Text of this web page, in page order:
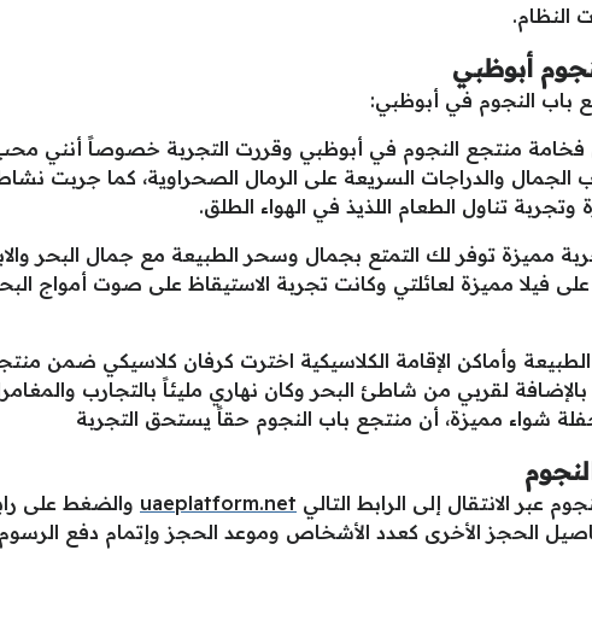
النظام.
أبوظبي
باب النجوم في أبوظبي:
منتجع النجوم في أبوظبي وقررت التجربة خصوصاً أنني محب
والدراجات السريعة على الرمال الصحراوية، كما جربت نشاط
وتجربة تناول الطعام اللذيذ في الهواء الطلق.
مميزة توفر لك التمتع بجمال وسحر الطبيعة مع جمال البحر
على فيلا مميزة لعائلتي وكانت تجربة الاستيقاظ على صوت أمواج
وأماكن الإقامة الكلاسيكية اخترت كرفان كلاسيكي ضمن
بالإضافة لقربي من شاطئ البحر وكان نهاري مليئاً بالتجارب
شواء مميزة، أن منتجع باب النجوم حقاً يستحق التجربة
عبر الانتقال إلى الرابط التالي uaeplatform.net والضغط على
الحجز الأخرى كعدد الأشخاص وموعد الحجز وإتمام دفع